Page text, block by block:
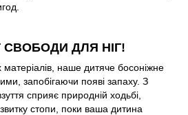
СВОБОДИ ДЛЯ НІГ!
наше дитяче босоніжне
запобігаючи появі запаху. З
сприяє природній ходьбі,
стопи, поки ваша дитина